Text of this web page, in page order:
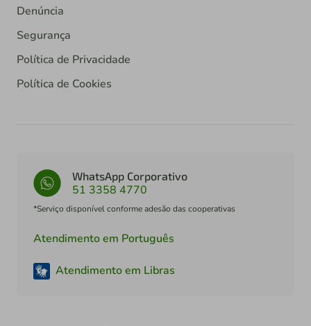
Denúncia
Segurança
Política de Privacidade
Política de Cookies
WhatsApp Corporativo
51 3358 4770
*Serviço disponível conforme adesão das cooperativas
Atendimento em Português
Atendimento em Libras